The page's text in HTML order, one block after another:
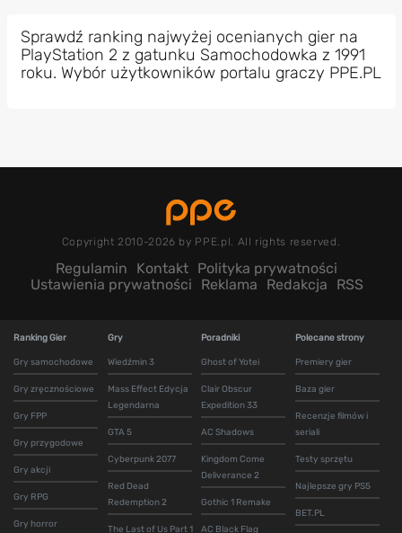
Sprawdź ranking najwyżej ocenianych gier na
PlayStation 2 z gatunku Samochodowka z 1991
roku. Wybór użytkowników portalu graczy PPE.PL
Copyright 2010-2026 by PPE.pl. All rights reserved.
Regulamin Kontakt Polityka prywatności
Ustawienia prywatności
Reklama Redakcja RSS
Ranking Gier
Gry samochodowe
Gry zręcznościowe
Gry FPP
Gry przygodowe
Gry akcji
Gry RPG
Gry horror
Gry
Wiedźmin 3
Mass Effect Edycja
Legendarna
GTA 5
Cyberpunk 2077
Red Dead
Redemption 2
The Last of Us Part 1
Poradniki
Ghost of Yotei
Clair Obscur
Expedition 33
AC Shadows
Kingdom Come
Deliverance 2
Gothic 1 Remake
AC Black Flag
Polecane strony
Premiery gier
Baza gier
Recenzje filmów i
seriali
Testy sprzętu
Najlepsze gry PS5
BET.PL